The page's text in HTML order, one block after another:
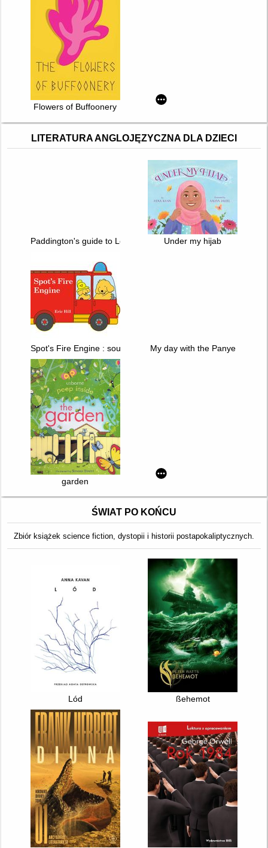
Flowers of Buffoonery
LITERATURA ANGLOJĘZYCZNA DLA DZIECI
Paddington's guide to London : a bear's eye view
Under my hijab
Spot's Fire Engine : sound book with flashing light!
My day with the Panye
garden
ŚWIAT PO KOŃCU
Zbiór książek science fiction, dystopii i historii postapokaliptycznych.
Lód ßehemot